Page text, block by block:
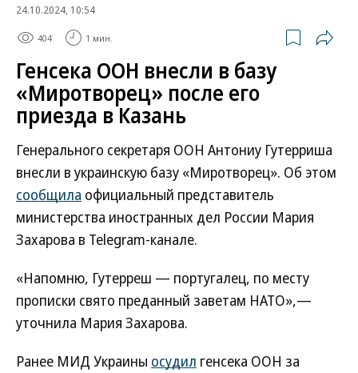
24.10.2024, 10:54
404 1 мин.
Генсека ООН внесли в базу
«Миротворец» после его
приезда в Казань
Генерального секретаря ООН Антониу Гутерриша
внесли в украинскую базу «Миротворец». Об этом
сообщила официальный представитель
министерства иностранных дел России Мария
Захарова в Telegram-канале.
«Напомню, Гутерреш — португалец, по месту
прописки свято преданный заветам НАТО»,—
уточнила Мария Захарова.
Ранее МИД Украины осудил генсека ООН за